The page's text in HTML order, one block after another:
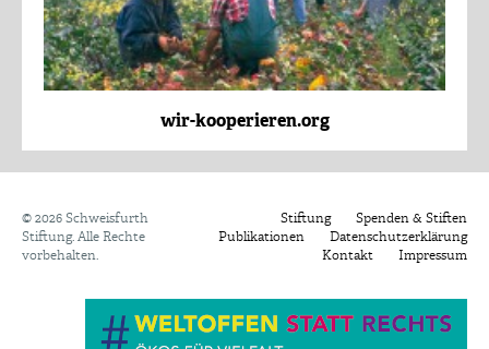
wir-kooperieren.org
© 2026 Schweisfurth
Stiftung. Alle Rechte
vorbehalten.
Stiftung
Spenden & Stiften
Publikationen
Datenschutzerklärung
Kontakt
Impressum